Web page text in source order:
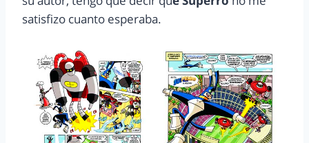
satisfizo cuanto esperaba.